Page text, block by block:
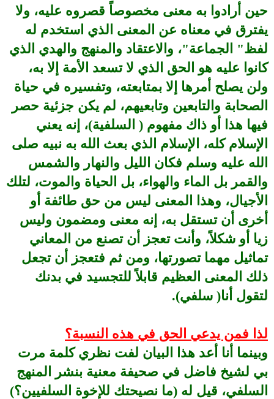
حين أرادوا به معنى مخصوصاً قصروه عليه، ولا
يفترق في معناه عن المعنى الذي استخدم له
لفظ" الجماعة"، والاعتقاد والمنهج والهدي الذي
كانوا عليه هو الحق الذي لا تسعد الأمة إلا به،
ولن يصلح أمرها إلا بمتابعته، وتفسيره في حياة
الصحابة والتابعين وتابعيهم، لم يكن جزئية حصر
فيها هذا أو ذاك مفهوم ( السلفية)، إنه يعني
الإسلام كله، الإسلام الذي بعث الله به نبيه صلى
الله عليه وسلم فكان الليل والنهار والشمس
والقمر بل الماء والهواء، بل الحياة والموت، لتلك
الأجيال، وهذا المعنى ليس من حق طائفة أو
أخرى أن تستقل به، إنه معنى ومضمون وليس
زيا أو شكلاً، وأنت تعجز أن تصنع من المعاني
تماثيل مهما تصورتها، ومن ثم فتعجز أن تجعل
ذلك المعنى العظيم قابلاً للتجسيد في بدنك
لتقول أنا( سلفي).
لذا فمن يدعي الحق في هذه النسبة؟
وبينما أنا أعد هذا البيان لفت نظري كلمة مرت
بي لشيخ فاضل في صحيفة معنية بنشر المنهج
السلفي، قيل له (ما نصيحتك للإخوة السلفيين؟)